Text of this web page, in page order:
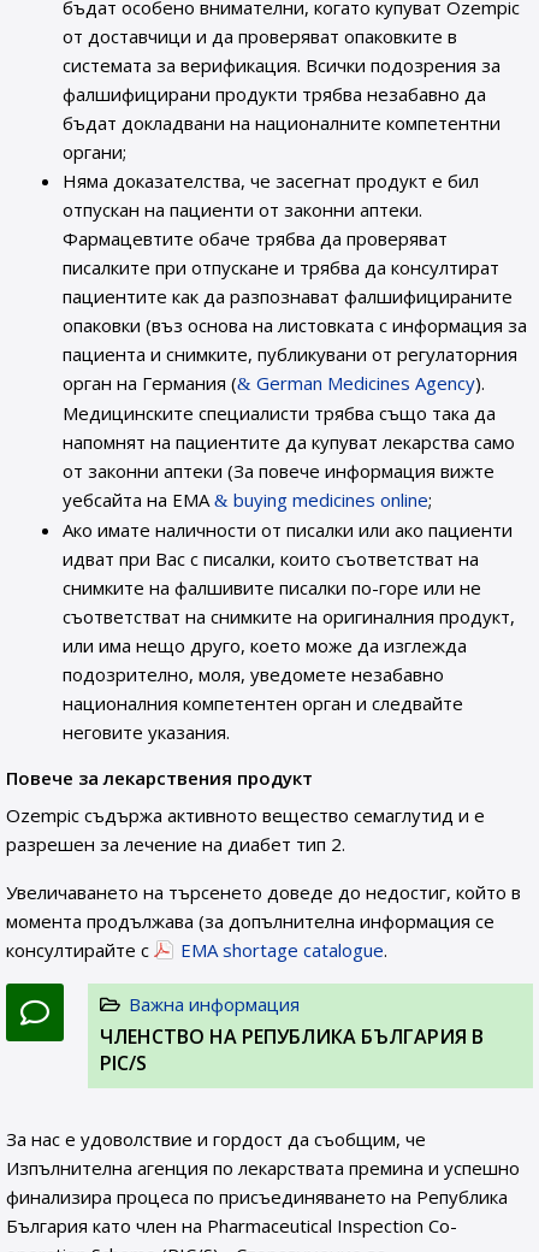
бъдат особено внимателни, когато купуват Ozempic
от доставчици и да проверяват опаковките в
системата за верификация. Всички подозрения за
фалшифицирани продукти трябва незабавно да
бъдат докладвани на националните компетентни
органи;
Няма доказателства, че засегнат продукт е бил
отпускан на пациенти от законни аптеки.
Фармацевтите обаче трябва да проверяват
писалките при отпускане и трябва да консултират
пациентите как да разпознават фалшифицираните
опаковки (въз основа на листовката с информация за
пациента и снимките, публикувани от регулаторния
орган на Германия (
German Medicines Agency).
Медицинските специалисти трябва също така да
напомнят на пациентите да купуват лекарства само
от законни аптеки (За повече информация вижте
уебсайта на ЕМА
buying medicines online;
Ако имате наличности от писалки или ако пациенти
идват при Вас с писалки, които съответстват на
снимките на фалшивите писалки по-горе или не
съответстват на снимките на оригиналния продукт,
или има нещо друго, което може да изглежда
подозрително, моля, уведомете незабавно
националния компетентен орган и следвайте
неговите указания.
Повече за лекарствения продукт
Ozempic съдържа активното вещество семаглутид и е
разрешен за лечение на диабет тип 2.
Увеличаването на търсенето доведе до недостиг, който в
момента продължава (за допълнителна информация се
консултирайте с
EMA shortage catalogue.
Важна информация
ЧЛЕНСТВО НА РЕПУБЛИКА БЪЛГАРИЯ В
PIC/S
За нас е удоволствие и гордост да съобщим, че
Изпълнителна агенция по лекарствата премина и успешно
финализира процеса по присъединяването на Република
България като член на Pharmaceutical Inspection Co-